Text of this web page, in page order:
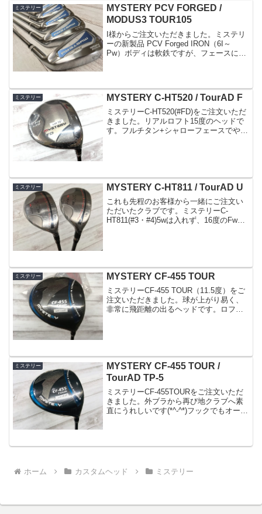
ミステリー
MYSTERY PCV FORGED /
MODUS3 TOUR105
I様からご注文いただきました。ミステリ
ーの新製品 PCV Forged IRON（6I～
Pw）ボディは軟鉄ですが、フェースには
さが備...
ミステリー MYSTERY C-HT520 / TourAD F
ミステリーC-HT520(#FD)をご注文いただ
きました。リアルロフト15度のヘッドで
す。フルチタン+シャローフェースでやさ
ミステリー MYSTERY C-HT811 / TourAD U
これも先程のお客様から一緒にご注文い
ただいたクラブです。ミステリーC-
HT811(#3・#4)5wは入れず、16度のFwの
ミステリー MYSTERY CF-455 TOUR
ミステリーCF-455 TOUR（11.5度）をご
注文いただきました。球が上がり易く、
非常に飛距離の出るヘッドです。ロフト
ミステリー
MYSTERY CF-455 TOUR /
TourAD TP-5
ミステリーCF-455TOURをご注文いただ
きました。外ブラから再び地クラブへ素
直にうれしいです(*^-^*)フックでもオープ
う...
ホーム カスタムヘッド ミステリー